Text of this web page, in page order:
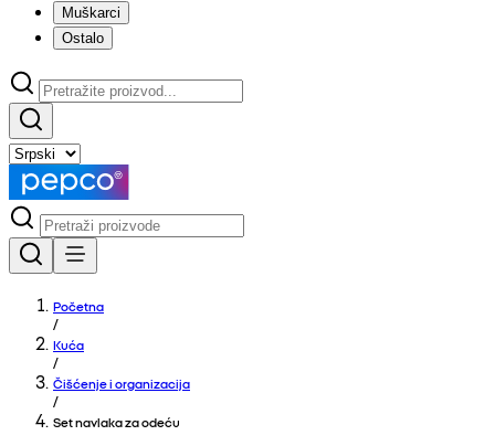
Muškarci
Ostalo
Početna
/
Kuća
/
Čišćenje i organizacija
/
Set navlaka za odeću